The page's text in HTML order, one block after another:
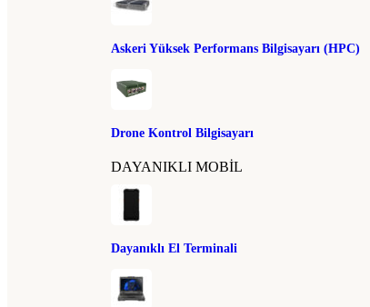
Dayanıklı El Terminali
DAYANIKLI MOBIL
Askeri Yüksek Performans Bilgisayarı (HPC)
Drone Kontrol Bilgisayarı